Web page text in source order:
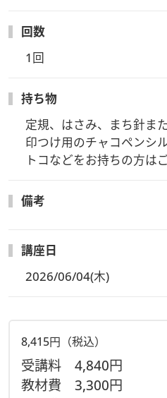
回数
1回
持ち物
定規、はさみ、まち針ま
印つけ用のチャコペンシ
トコなどをお持ちの方は
備考
講座日
2026/06/04(木)
8,415円（税込）
受講料 4,840円
教材費 3,300円